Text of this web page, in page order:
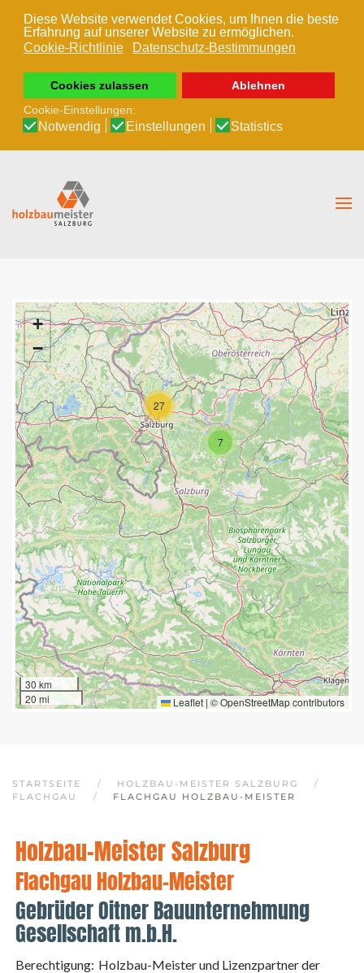
Diese Website verwendet Cookies, um Ihnen die beste
Erfahrung auf unserer Website zu ermöglichen.
Cookie-Richtlinie
Datenschutz-Bestimmungen
Cookies zulassen
Ablehnen
Cookie-Einstellungen:
Notwendig Einstellungen Statistics
Zum Hauptinhalt springen
27
7
+
−
30 km
20 mi
Leaflet | ©OpenStreetMapcontributors
STARTSEITE
HOLZBAU-MEISTER SALZBURG
FLACHGAU
FLACHGAU HOLZBAU-MEISTER
Holzbau-Meister Salzburg
Flachgau Holzbau-Meister
Gebrüder Oitner Bauunternehmung
Gesellschaft m.b.H.
Berechtigung: Holzbau-Meister und Lizenzpartner der